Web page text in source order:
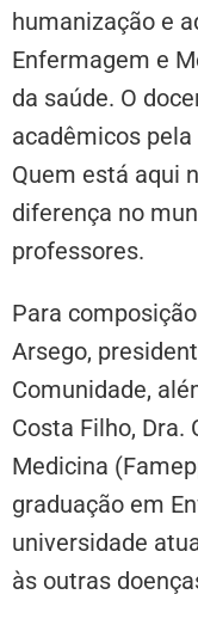
humanização e
Enfermagem e
da saúde. O
acadêmicos
Quem está aqui
diferença no
professores.
Para
Arsego,
Comunidade,
Costa Filho, Dra.
Medicina
graduação em
universidade
às outras